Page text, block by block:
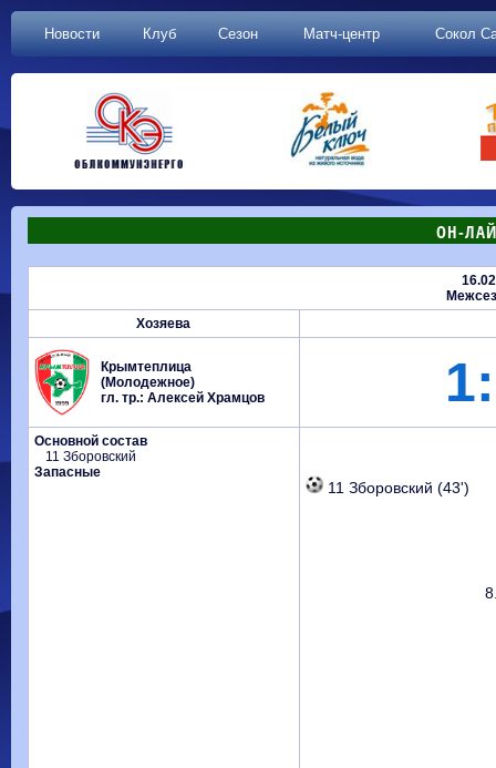
Новости Клуб Сезон Матч-центр Сокол
ОН-
Хозяева
Крымтеплица
(Молодежное)
гл. тр.: Алексей Храмцов
Основной состав
11 Зборовский
Запасные
11 Зборовский (43')